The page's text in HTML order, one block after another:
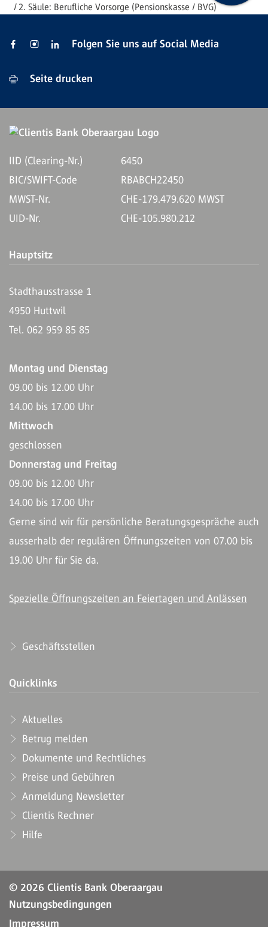
2. Säule: Berufliche Vorsorge (Pensionskasse / BVG)
Folgen Sie uns auf Social Media
Seite drucken
IID (Clearing-Nr.)
6450
BIC/SWIFT-Code
RBABCH22450
MWST-Nr.
CHE-179.479.620 MWST
UID-Nr.
CHE-105.980.212
Hauptsitz
Stadthausstrasse 1
4950 Huttwil
Tel. 062 959 85 85
Montag und Dienstag
09.00 bis 12.00 Uhr
14.00 bis 17.00 Uhr
Mittwoch
geschlossen
Donnerstag und Freitag
09.00 bis 12.00 Uhr
14.00 bis 17.00 Uhr
Gerne sind wir für persönliche Beratungsgespräche auch
ausserhalb der regulären Öffnungszeiten von 07.00 bis
19.00 Uhr für Sie da.
Spezielle Öffnungszeiten an Feiertagen und Anlässen
Geschäftsstellen
Quicklinks
Aktuelles
Betrug melden
Dokumente und Rechtliches
Preise und Gebühren
Anmeldung Newsletter
Clientis Rechner
Hilfe
© 2026 Clientis Bank Oberaargau
Nutzungsbedingungen
Impressum